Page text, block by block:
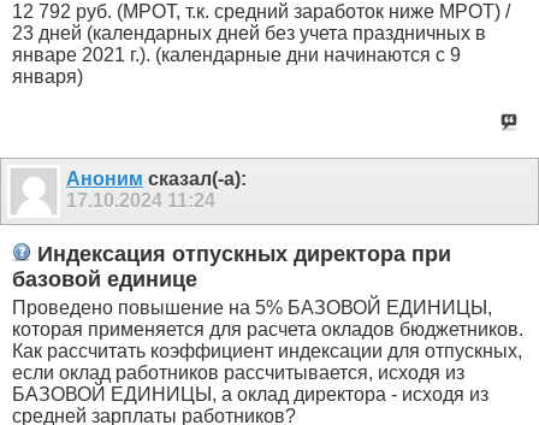
12 792 руб. (МРОТ, т.к. средний заработок ниже МРОТ) /
23 дней (календарных дней без учета праздничных в
январе 2021 г.). (календарные дни начинаются с 9
января)
Аноним сказал(-а):
17.10.2024 11:24
Индексация отпускных директора при
базовой единице
Проведено повышение на 5% БАЗОВОЙ ЕДИНИЦЫ,
которая применяется для расчета окладов бюджетников.
Как рассчитать коэффициент индексации для отпускных,
если оклад работников рассчитывается, исходя из
БАЗОВОЙ ЕДИНИЦЫ, а оклад директора - исходя из
средней зарплаты работников?